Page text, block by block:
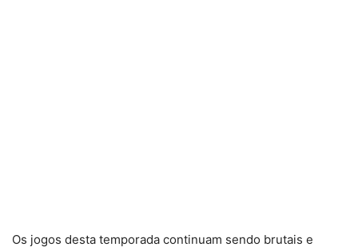
Os jogos desta temporada continuam sendo brutais e